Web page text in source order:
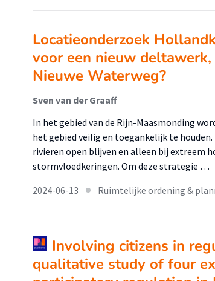
Locatieonderzoek
voor een nieuw
Nieuwe Waterweg?
Sven van der Graaff
In het gebied van de Rijn-Maasmonding
het gebied veilig en toegankelijk te
rivieren open blijven en alleen bij extreem
stormvloedkeringen. Om deze strategie …
2024-06-13
Ruimtelijke ordening &
Involving citizens in
qualitative study of four